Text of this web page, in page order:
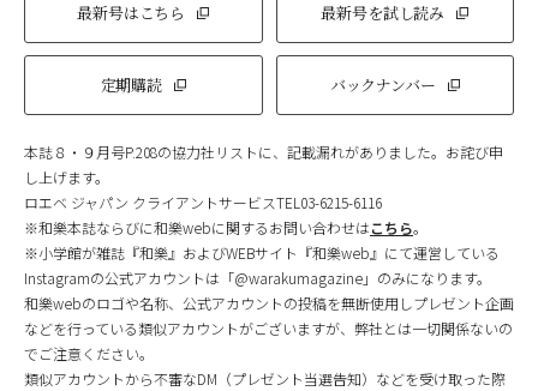
最新号はこちら 最新号を試し読み
定期購読 バックナンバー
本誌８・９月号P.208の協力社リストに、記載漏れがありました。お詫び申
し上げます。
ロエベ ジャパン クライアントサービスTEL03-6215-6116
※和樂本誌ならびに和樂webに関するお問い合わせはこちら。
※小学館が雑誌『和樂』およびWEBサイト『和樂web』にて運営している
Instagramの公式アカウントは「@warakumagazine」のみになります。
和樂webのロゴや名称、公式アカウントの投稿を無断使用しプレゼント企画
などを行っている類似アカウントがございますが、弊社とは一切関係ないの
でご注意ください。
類似アカウントから不審なDM（プレゼント当選告知）などを受け取った際